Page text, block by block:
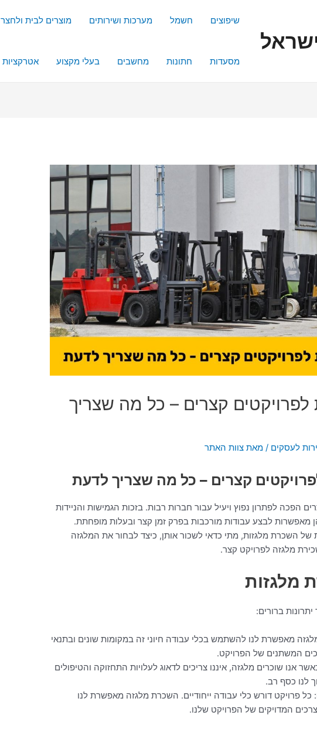
שיפוצים חשמל מערכות ושירותים מוצרים לבית ולחצר
מסעדות חתונות מחשבים בעלי מקצוע אטרקציות
קצרים – כל מה שצריך
לעסקים / מאתצוות האתר
קצרים – כל מה שצריך לדעת
הפכה לפתרון נפוץ ויעיל עבור חברות רבות. בזכות הגמישות והניידות
מאפשרות לבצע עבודות מורכבות בפרק זמן קצר ובעלות מופחתת.
של השכרת מלגזות, מתי כדאי לשכור אותן, כיצד לבחור את המלגזה
מלגזה לפרויקט קצר.
מלגזות
ברורים:
מאפשרת לנו להשתמש בכלי עבודה חיוני זה במקומות שונים ובתנאי
המשתנים של הפרויקט.
אנו שוכרים מלגזה, איננו צריכים לדאוג לעלויות התחזוקה והטיפולים
לנו כסף רב.
: כל פרויקט דורש כלי עבודה ייחודיים. השכרת מלגזה מאפשרת לנו
המדויקים של הפרויקט שלנו.